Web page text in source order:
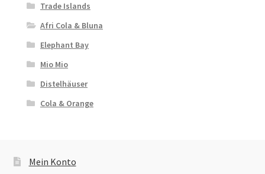
Trade Islands
Afri Cola & Bluna
Elephant Bay
Mio Mio
Distelhäuser
Cola & Orange
Mein Konto